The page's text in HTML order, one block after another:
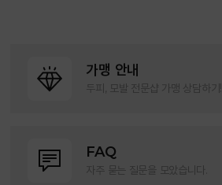
가맹 안내
두피, 모발 전문샵 가맹 상담하기!
FAQ
자주 묻는 질문을 모았습니다.